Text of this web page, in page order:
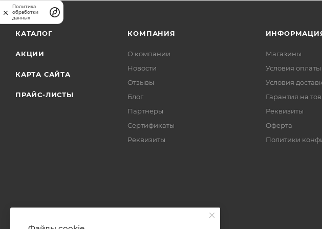
КАТАЛОГ
АКЦИИ
КАРТА САЙТА
ПРАЙС-ЛИСТЫ
КОМПАНИЯ
О компании
Новости
Отзывы
Блог
Партнеры
Сертификаты
Реквизиты
Магазины
Условия оплаты
Условия
Гарантия на
Реквизиты
Оферта
Политики
Политика
обработки
данных